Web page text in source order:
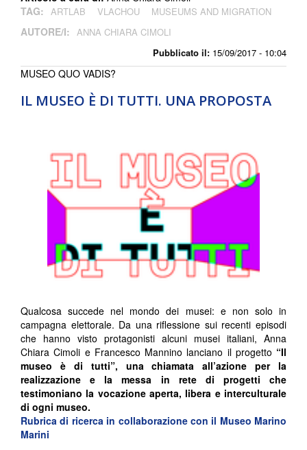
Pubblicato il: 15/09/2017 - 10:04
TAG: ARTLAB VLACHOU MUSEUMS AND MIGRATION
AUTORE/I: ANNA CHIARA CIMOLI
IL MUSEO È DI TUTTI. UNA PROPOSTA
MUSEO QUO VADIS?
Qualcosa succede nel mondo dei musei: e non solo in
campagna elettorale. Da una riflessione sui recenti episodi
che hanno visto protagonisti alcuni musei italiani, Anna
Chiara Cimoli e Francesco Mannino lanciano il progetto “Il
museo è di tutti”, una chiamata all’azione per la
realizzazione e la messa in rete di progetti che
testimoniano la vocazione aperta, libera e interculturale
di ogni museo.
Rubrica di ricerca in collaborazione con il Museo Marino
Marini